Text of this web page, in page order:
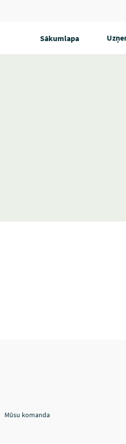
Sākumlapa
Mūsu komanda